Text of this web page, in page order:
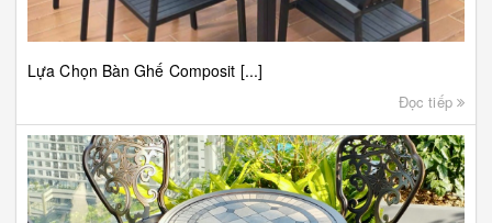
Lựa Chọn Bàn Ghế Composit [...]
Đọc tiếp